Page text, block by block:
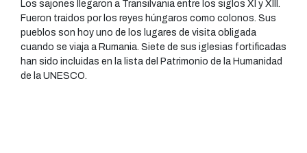
Los sajones llegaron a Transilvania entre los siglos XI y XIII.
Fueron traidos por los reyes húngaros como colonos. Sus
pueblos son hoy uno de los lugares de visita obligada
cuando se viaja a Rumania. Siete de sus iglesias fortificadas
han sido incluidas en la lista del Patrimonio de la Humanidad
de la UNESCO.